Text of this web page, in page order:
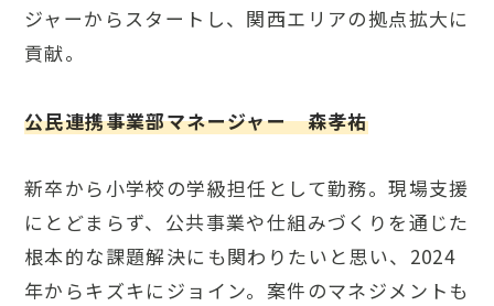
ジャーからスタートし、関西エリアの拠点拡大に
貢献。
公民連携事業部マネージャー森孝祐
新卒から小学校の学級担任として勤務。現場支援
にとどまらず、公共事業や仕組みづくりを通じた
根本的な課題解決にも関わりたいと思い、2024
年からキズキにジョイン。案件のマネジメントも